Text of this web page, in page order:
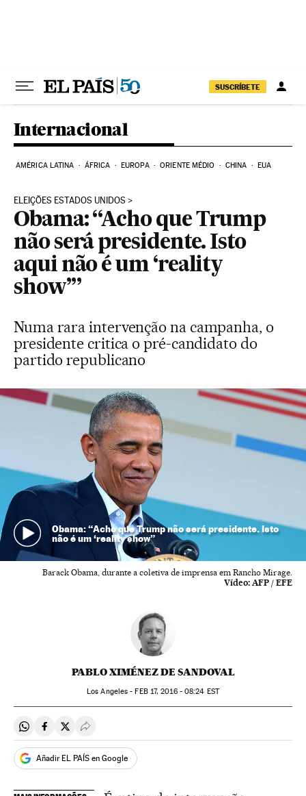
SUSCRÍBETE
Internacional
AMÉRICA LATINA ÁFRICA EUROPA ORIENTE MÉDIO CHINA EUA
ELEIÇÕES ESTADOS UNIDOS
Obama: “Acho que Trump
não será presidente. Isto
aqui não é um ‘reality
show’”
Numa rara intervenção na campanha, o
presidente critica o pré-candidato do
partido republicano
Obama: “Acho que Trump não será presidente. Isto
não é um ‘reality show”
Barack Obama, durante a coletiva de imprensa em Rancho Mirage.
Vídeo: AFP / EFE
PABLO XIMÉNEZ DE SANDOVAL
Los Angeles -FEB17, 2016 - 08:24 EST
Compartir en Whatsapp
Compartir en Facebook
Compartir en Twitter
Desplegar Redes Sociales
Añadir EL PAÍS en Google